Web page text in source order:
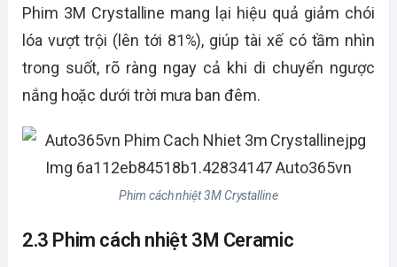
Phim 3M Crystalline mang lại hiệu quả giảm chói
lóa vượt trội (lên tới 81%), giúp tài xế có tầm nhìn
trong suốt, rõ ràng ngay cả khi di chuyển ngược
nắng hoặc dưới trời mưa ban đêm.
Phim cách nhiệt 3M Crystalline
2.3 Phim cách nhiệt 3M Ceramic